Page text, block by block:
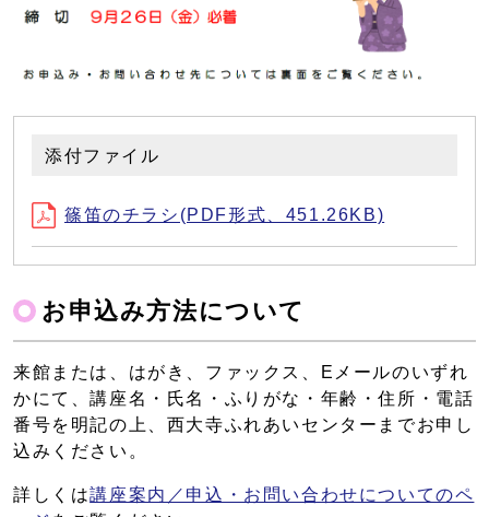
添付ファイル
篠笛のチラシ(PDF形式、451.26KB)
お申込み方法について
来館または、はがき、ファックス、Eメールのいずれ
かにて、講座名・氏名・ふりがな・年齢・住所・電話
番号を明記の上、西大寺ふれあいセンターまでお申し
込みください。
詳しくは講座案内／申込・お問い合わせについてのペ